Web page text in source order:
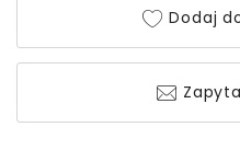
Dodaj